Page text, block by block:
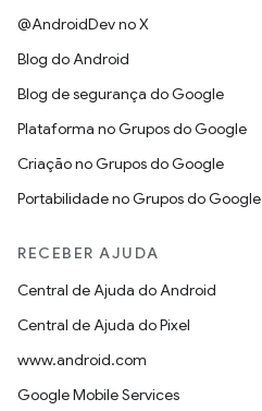
@AndroidDev no X
Blog do Android
Blog de segurança do Google
Plataforma no Grupos do Google
Criação no Grupos do Google
Portabilidade no Grupos do Google
RECEBER AJUDA
Central de Ajuda do Android
Central de Ajuda do Pixel
www.android.com
Google Mobile Services